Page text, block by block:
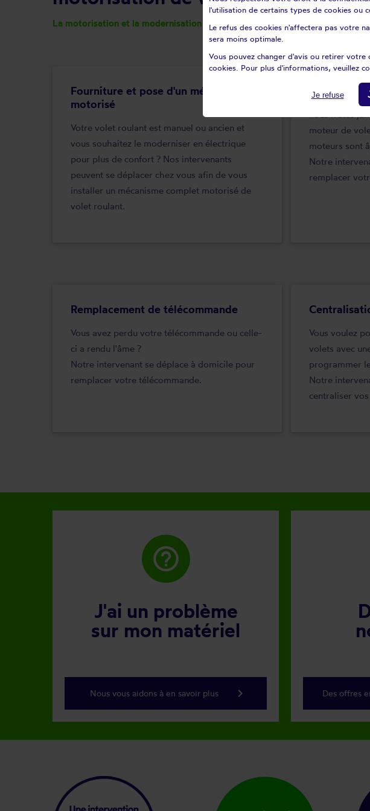
La motorisation et la modernisation de volet roulant, stores et velux
Fourniture et pose d'un mécanisme
motorisé
Votre volet roulant est manuel ou ancien et
vous souhaitez le moderniser en électrique
pour plus de confort ? Nos intervenants
peuvent se déplacer chez vous afin de vous
installer un mécanisme complet motorisé de
volet roulant.
Vous n'êtes
moteur de
moteurs sont
Notre
remplacer
Remplacement de télécommande
Vous avez perdu votre télécommande ou celle-
ci a rendu l'âme ?
Notre intervenant se déplace à domicile pour
remplacer votre télécommande.
Vous voulez
volets avec
programmer
Notre
centraliser
help_outline
J'ai un problème
sur mon matériel
Nous vous aidons à en savoir plus keyboard_arrow_right Des offres
l'utilisation de certains types de cookies ou
Le refus des cookies n'affectera pas votre
sera moins optimale.
Vous pouvez changer d'avis ou retirer
cookies. Pour plus d'informations, veuillez
Je refuse